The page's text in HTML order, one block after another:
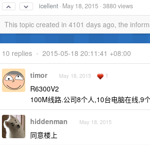
icellent · May 18, 2015 · 3880 views
This topic created in 4101 days ago, the
10 replies • 2015-05-18 20:11:41 +08:00
timor May 18, 2015 1
R6300V2
100M线路.公司8个人,10台电脑在线,9
hiddenman May 18, 2015
同意楼上